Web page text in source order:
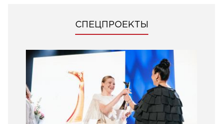
СПЕЦПРОЕКТЫ